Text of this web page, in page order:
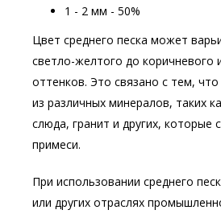
1 - 2 мм - 50%
Цвет среднего песка может
светло-желтого до коричневого
оттенков. Это связано с тем, что
из различных минералов, таких
слюда, гранит и других, которые
примеси.
При использовании среднего
или других отраслях